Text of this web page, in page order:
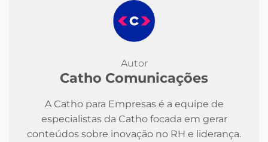
Autor
Catho Comunicações
A Catho para Empresas é a equipe de
especialistas da Catho focada em gerar
conteúdos sobre inovação no RH e liderança.